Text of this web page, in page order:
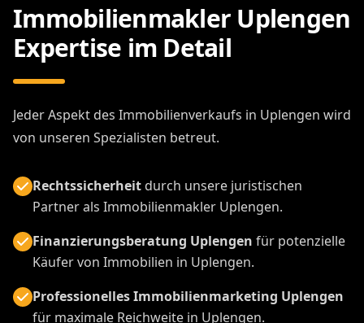
Immobilienmakler Uplengen
Expertise im Detail
Jeder Aspekt des Immobilienverkaufs in Uplengen wird
von unseren Spezialisten betreut.
Rechtssicherheitdurch unsere juristischen
Partner als Immobilienmakler Uplengen.
Finanzierungsberatung Uplengen für potenzielle
Käufer von Immobilien in Uplengen.
Professionelles Immobilienmarketing Uplengen
für maximale Reichweite in Uplengen.